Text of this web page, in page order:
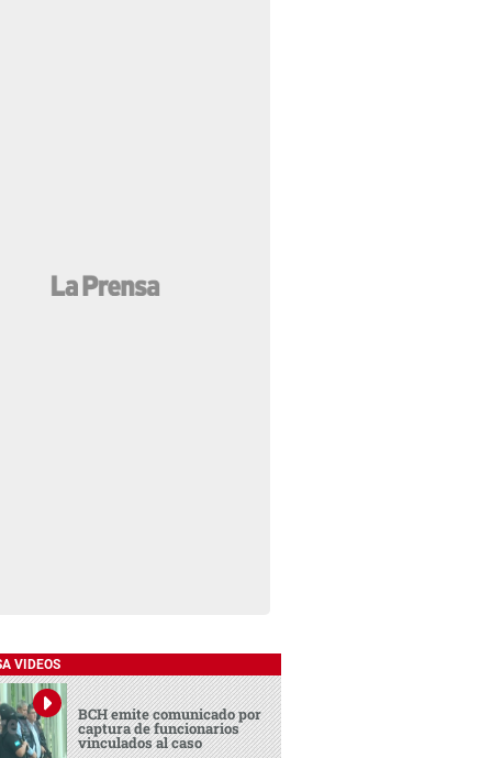
VIDEOS
BCH emite comunicado por
captura de funcionarios
vinculados al caso